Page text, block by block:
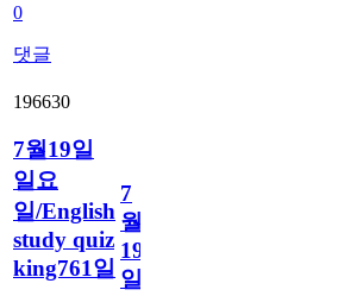
0
댓글
196630
7월19일
일요
일/English
study quiz
king761일
7
월
19
일